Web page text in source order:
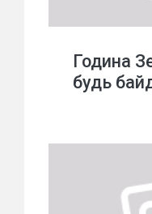
Година
будь